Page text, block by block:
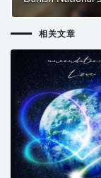
Galaxymphony
相关文章